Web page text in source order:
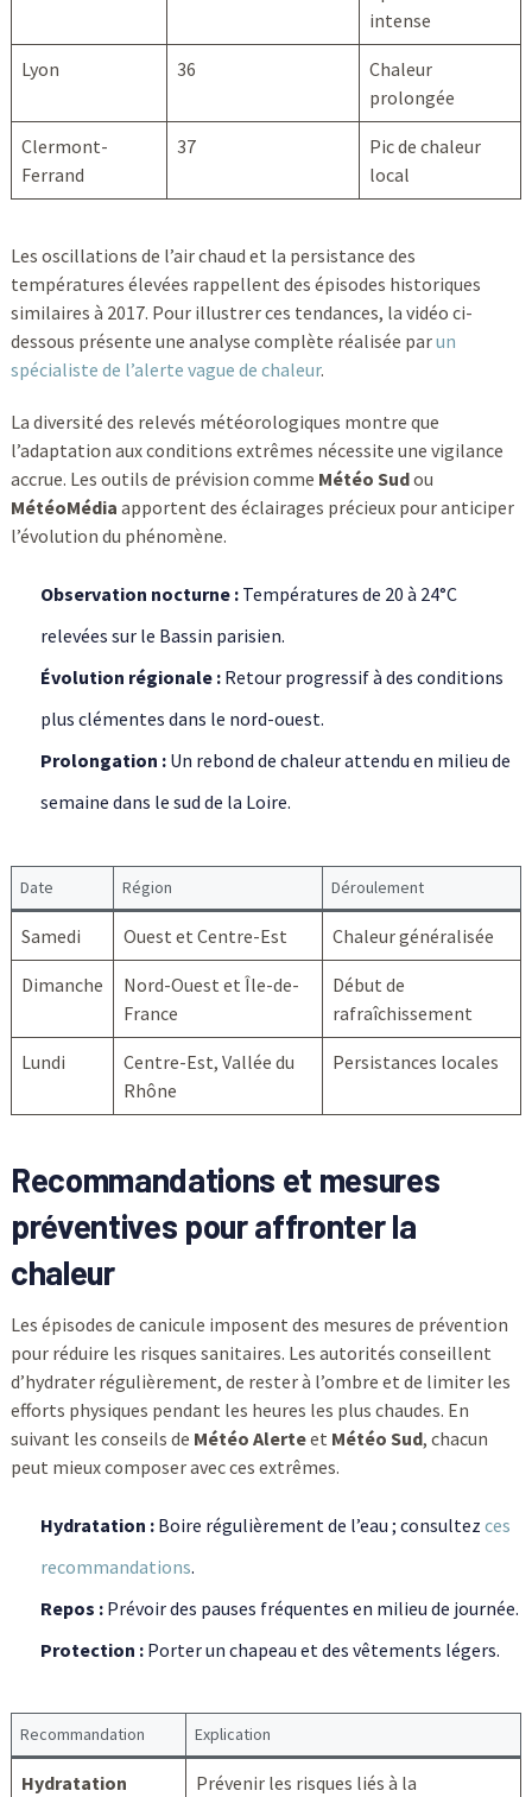
intense
Lyon 36
Chaleur
prolongée
Clermont-
Ferrand
37
Pic de chaleur
local
Les oscillations de l’air chaud et la persistance des
températures élevées rappellent des épisodes historiques
similaires à 2017. Pour illustrer ces tendances, la vidéo ci-
dessous présente une analyse complète réalisée parun
spécialiste de l’alerte vague de chaleur.
La diversité des relevés météorologiques montre que
l’adaptation aux conditions extrêmes nécessite une vigilance
accrue. Les outils de prévision comme Météo Sudou
MétéoMédia apportent des éclairages précieux pour anticiper
l’évolution du phénomène.
Observation nocturne :Températures de 20 à 24°C
relevées sur le Bassin parisien.
Évolution régionale :Retour progressif à des conditions
plus clémentes dans le nord-ouest.
Prolongation :Un rebond de chaleur attendu en milieu de
semaine dans le sud de la Loire.
Date Région Déroulement
Samedi Ouest et Centre-Est Chaleur généralisée
Dimanche
Nord-Ouest et Île-de-
France
Début de
rafraîchissement
Lundi
Centre-Est, Vallée du
Rhône
Persistances locales
Recommandations et mesures
préventives pour affronter la
chaleur
Les épisodes de canicule imposent des mesures de prévention
pour réduire les risques sanitaires. Les autorités conseillent
d’hydrater régulièrement, de rester à l’ombre et de limiter les
efforts physiques pendant les heures les plus chaudes. En
suivant les conseils de Météo Alerteet Météo Sud, chacun
peut mieux composer avec ces extrêmes.
Hydratation :Boire régulièrement de l’eau ; consultez ces
recommandations.
Repos :Prévoir des pauses fréquentes en milieu de journée.
Protection :Porter un chapeau et des vêtements légers.
Recommandation Explication
Hydratation
Prévenir les risques liés à la